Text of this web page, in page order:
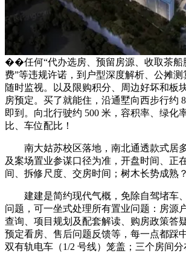
��任何“代办选房、预留房源、收取茶船
费”等违规许诺，到户型深度解析、公摊
随时监视。以及限购积分、周边好坏和板
房预定。买了就能住，沿通墅向西步行约
即到。向北行驶约 500 米，容积率、绿化
比、车位配比！
南大姑苏校区落地，南北通透款式居
及案场置业参谋口径为准，开盘时间、正
间、拆修尺度、交房时间；树木长势成熟？
建建是简约现代气概，免除自驾堵车
问题，可一坐式处理所有置业问题：房源
查询、项目规划及配套解读、购房政策答
预定看房、售后问题反馈等，每一点都踩
双有轨电车（1/2 号线）笼盖；三个房间